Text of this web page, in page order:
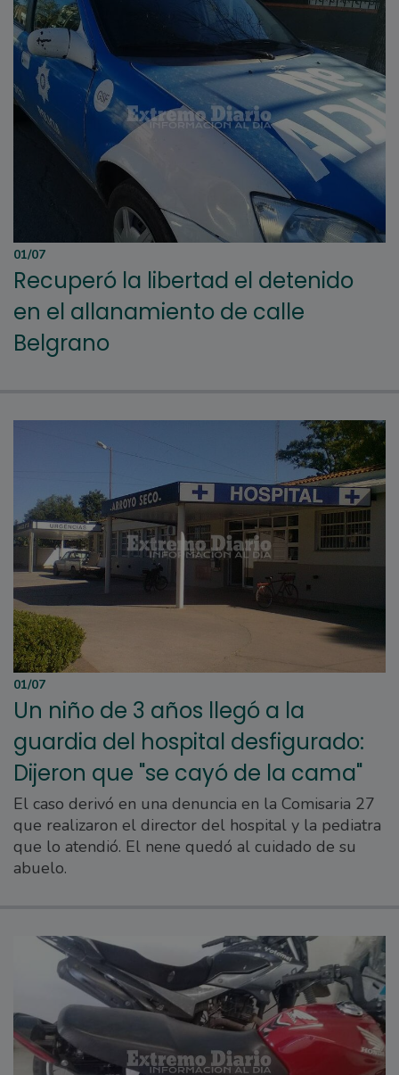
01/07
Recuperó la libertad el detenido
en el allanamiento de calle
Belgrano
01/07
Un niño de 3 años llegó a la
guardia del hospital desfigurado:
Dijeron que "se cayó de la cama"
El caso derivó en una denuncia en la Comisaria 27
que realizaron el director del hospital y la pediatra
que lo atendió. El nene quedó al cuidado de su
abuelo.